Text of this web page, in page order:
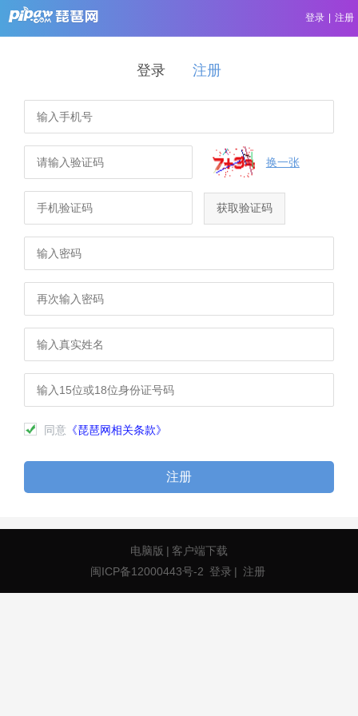
登录 注册
登录 注册
换一张
获取验证码
同意 《琵琶网相关条款》
注册
电脑版 | 客户端下载
闽ICP备12000443号-2 登录 | 注册